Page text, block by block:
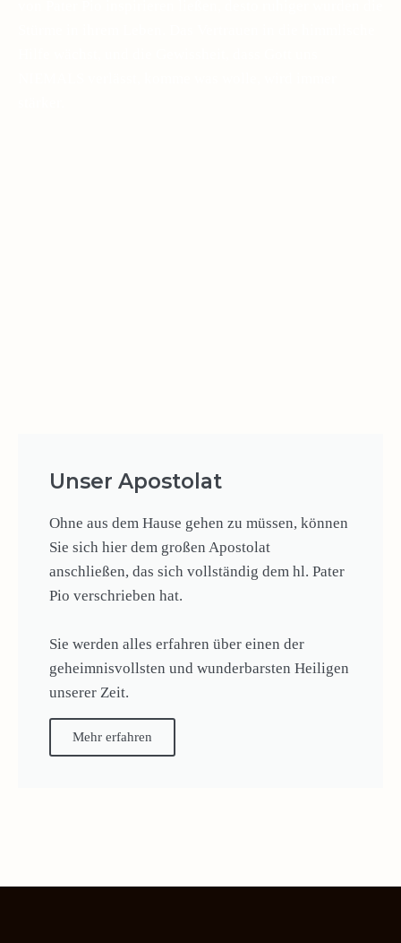
Unser Apostolat
Ohne aus dem Hause gehen zu müssen, können
Sie sich hier dem großen Apostolat
anschließen, das sich vollständig dem hl. Pater
Pio verschrieben hat.
Sie werden alles erfahren über einen der
geheimnisvollsten und wunderbarsten Heiligen
unserer Zeit.
Mehr erfahren